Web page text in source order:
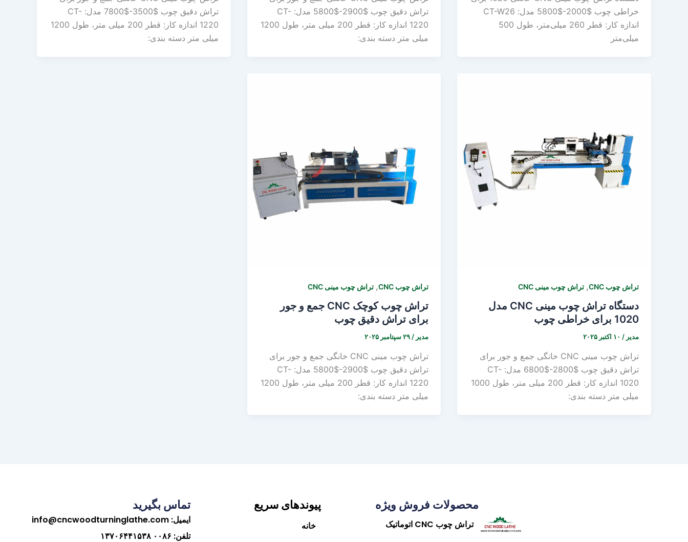
خراطی چوب $2000-$5800 مدل: CT-W26
اندازه کار: قطر 260 میلی‌متر، طول 500
میلی‌متر
تراش دقیق چوب $2900-$5800 مدل: CT-
1220 اندازه کار: قطر 200 میلی متر، طول 1200
میلی متر دسته بندی:
تراش دقیق چوب $3500-$7800 مدل: CT-
1220 اندازه کار: قطر 200 میلی متر، طول 1200
میلی متر دسته بندی:
تراش چوب CNC , تراش چوب مینی CNC
دستگاه تراش چوب مینی CNC مدل
1020 برای خراطی چوب
مدیر / ۱۰ اکتبر ۲۰۲۵
تراش چوب مینی CNC خانگی جمع و جور برای
تراش دقیق چوب $2800-$6800 مدل: CT-
1020 اندازه کار: قطر 200 میلی متر، طول 1000
میلی متر دسته بندی:
تراش چوب CNC , تراش چوب مینی CNC
تراش چوب کوچک CNC جمع و جور
برای تراش دقیق چوب
مدیر /۲۹ سپتامبر ۲۰۲۵
تراش چوب مینی CNC خانگی جمع و جور برای
تراش دقیق چوب $2900-$5800 مدل: CT-
1220 اندازه کار: قطر 200 میلی متر، طول 1200
میلی متر دسته بندی:
محصولات فروش ویژه
تراش چوب CNC اتوماتیک
پیوندهای سریع
خانه
تماس بگیرید
ایمیل: info@cncwoodturninglathe.com
تلفن: ۰۰۸۶ ۱۳۷۰۶۴۴۱۵۳۸